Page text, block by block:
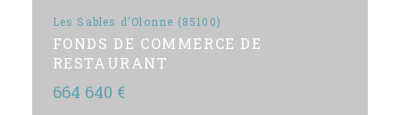
Les Sables d'Olonne (85100)
FONDS DE COMMERCE DE
RESTAURANT
664 640 €